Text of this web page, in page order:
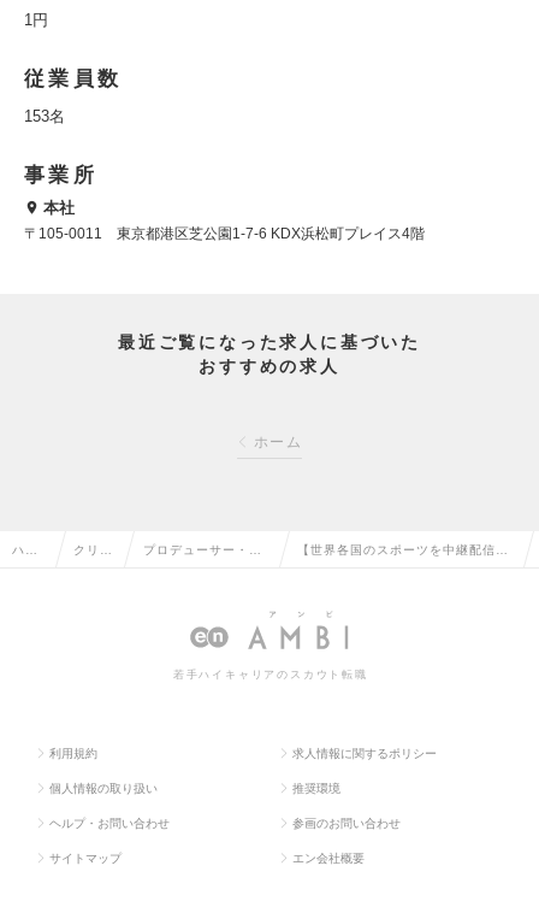
1円
従業員数
153名
事業所
本社
〒105-0011 東京都港区芝公園1-7-6 KDX浜松町プレイス4階
最近ご覧になった求人に基づいた
おすすめの求人
ホーム
ハイ クリエ プロデューサー・デ
モバイル・ゲーム関
【世界各国のスポーツを中継配信／
タントプロデューサー・スポーツ募
若手ハイキャリアのスカウト転職
利用規約 求人情報に関するポリシー
個人情報の取り扱い 推奨環境
ヘルプ・お問い合わせ 参画のお問い合わせ
サイトマップ エン会社概要